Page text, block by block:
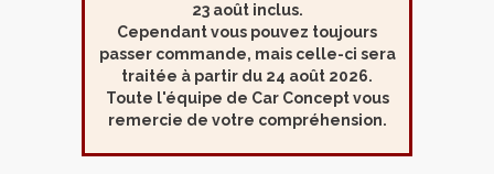
23 août inclus.
Cependant vous pouvez toujours
passer commande, mais celle-ci sera
traitée à partir du 24 août 2026.
Toute l'équipe de Car Concept vous
remercie de votre compréhension.